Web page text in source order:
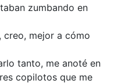
zumbando en
creo, mejor a cómo
tanto, me anoté en
copilotos que me